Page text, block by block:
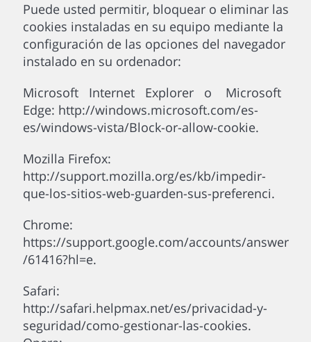
Puede usted permitir, bloquear o eliminar las
cookies instaladas en su equipo mediante la
configuración de las opciones del navegador
instalado en su ordenador:
Microsoft Internet Explorer o Microsoft
Edge: http://windows.microsoft.com/es-
es/windows-vista/Block-or-allow-cookie.
Mozilla Firefox:
http://support.mozilla.org/es/kb/impedir-
que-los-sitios-web-guarden-sus-preferenci.
Chrome:
https://support.google.com/accounts/answer
/61416?hl=e.
Safari:
http://safari.helpmax.net/es/privacidad-y-
seguridad/como-gestionar-las-cookies.